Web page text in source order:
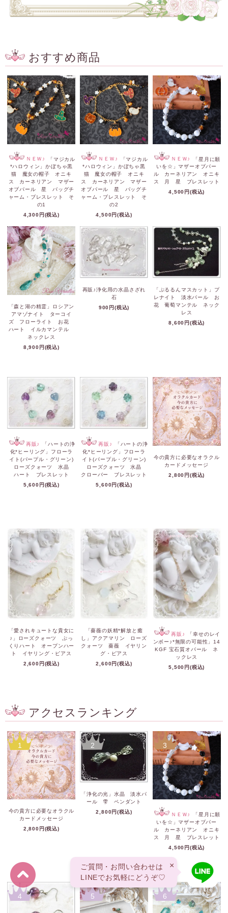
おすすめ商品
ＮＥＷ♪
「マジカル
*ハロウィン」かぼちゃ黒
猫 魔女の帽子 オニキ
ス カーネリアン マザー
オブパール 星 バッグチ
ャーム・ブレスレット そ
の1
4,300円(税込)
ＮＥＷ♪
「マジカル
*ハロウィン」かぼちゃ黒
猫 魔女の帽子 オニキ
ス カーネリアン マザー
オブパール 星 バッグチ
ャーム・ブレスレット そ
の2
4,500円(税込)
ＮＥＷ♪
「星月に願
いを☆」マザーオブパー
ル カーネリアン オニキ
ス 月 星 ブレスレット
4,500円(税込)
「森と湖の精霊」ロシアン
アマゾナイト ターコイ
ズ フローライト お花
ハート イルカマンテル
ネックレス
8,900円(税込)
再販♪浄化用の水晶さざれ
石
900円(税込)
「ぷるるんマスカット」プ
レナイト 淡水パール お
花 葡萄マンテル ネック
レス
8,600円(税込)
再販♪
「ハートの浄
化*ヒーリング」フローラ
イト(パープル・グリーン)
ローズクォーツ 水晶
ハート ブレスレット
5,600円(税込)
再販♪
「ハートの浄
化*ヒーリング」フローラ
イト(パープル・グリーン)
ローズクォーツ 水晶
クローバー ブレスレット
5,600円(税込)
今の貴方に必要なオラクル
カードメッセージ
2,800円(税込)
「愛されキュートな貴女に
♪」ローズクォーツ ぷっ
くりハート オープンハー
ト イヤリング・ピアス
2,600円(税込)
「薔薇の妖精*解放と癒
し」アクアマリン ローズ
クォーツ 薔薇 イヤリン
グ・ピアス
2,600円(税込)
再販♪
「幸せのレイ
ンボー♪*無限の可能性」14
KGF 宝石質オパール ネ
ックレス
5,500円(税込)
アクセスランキング
1
今の貴方に必要なオラクル
カードメッセージ
2,800円(税込)
2
「浄化の光」水晶 淡水パ
ール 雫 ペンダント
2,800円(税込)
3
ＮＥＷ♪
「星月に願
いを☆」マザーオブパー
ル カーネリアン オニキ
ス 月 星 ブレスレット
4,500円(税込)
4 5 6
ご質問・お問い合わせは
LINEでお気軽にどうぞ♡
×